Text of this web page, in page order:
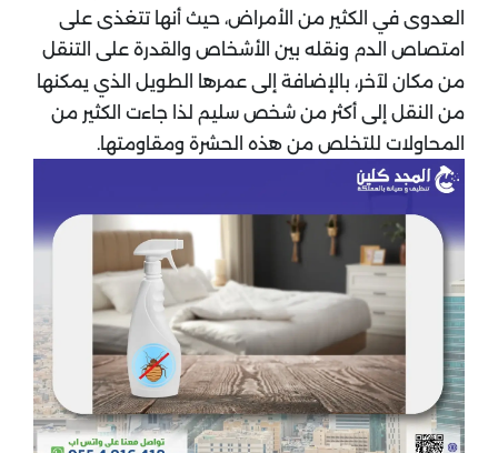
العدوى في الكثير من الأمراض، حيث أنها تتغذى على
امتصاص الدم ونقله بين الأشخاص والقدرة على التنقل
من مكان لآخر، بالإضافة إلى عمرها الطويل الذي يمكنها
من النقل إلى أكثر من شخص سليم لذا جاءت الكثير من
المحاولات للتخلص من هذه الحشرة ومقاومتها.